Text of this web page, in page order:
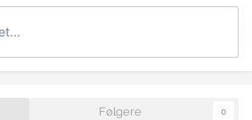
Følgere 0